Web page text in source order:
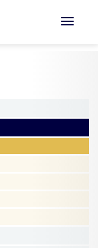
Toggle